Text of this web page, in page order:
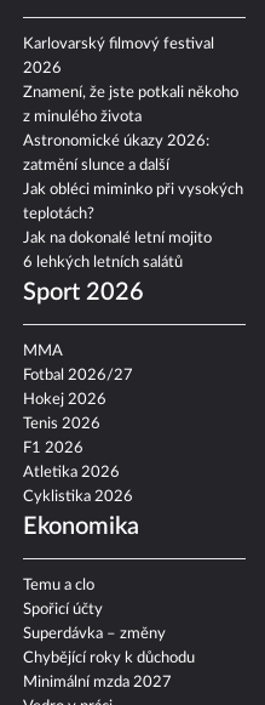
Karlovarský filmový festival
2026
Znamení, že jste potkali někoho
z minulého života
Astronomické úkazy 2026:
zatmění slunce a další
Jak obléci miminko při vysokých
teplotách?
Jak na dokonalé letní mojito
6 lehkých letních salátů
Sport 2026
MMA
Fotbal 2026/27
Hokej 2026
Tenis 2026
F1 2026
Atletika 2026
Cyklistika 2026
Ekonomika
Temu a clo
Spořicí účty
Superdávka – změny
Chybějící roky k důchodu
Minimální mzda 2027